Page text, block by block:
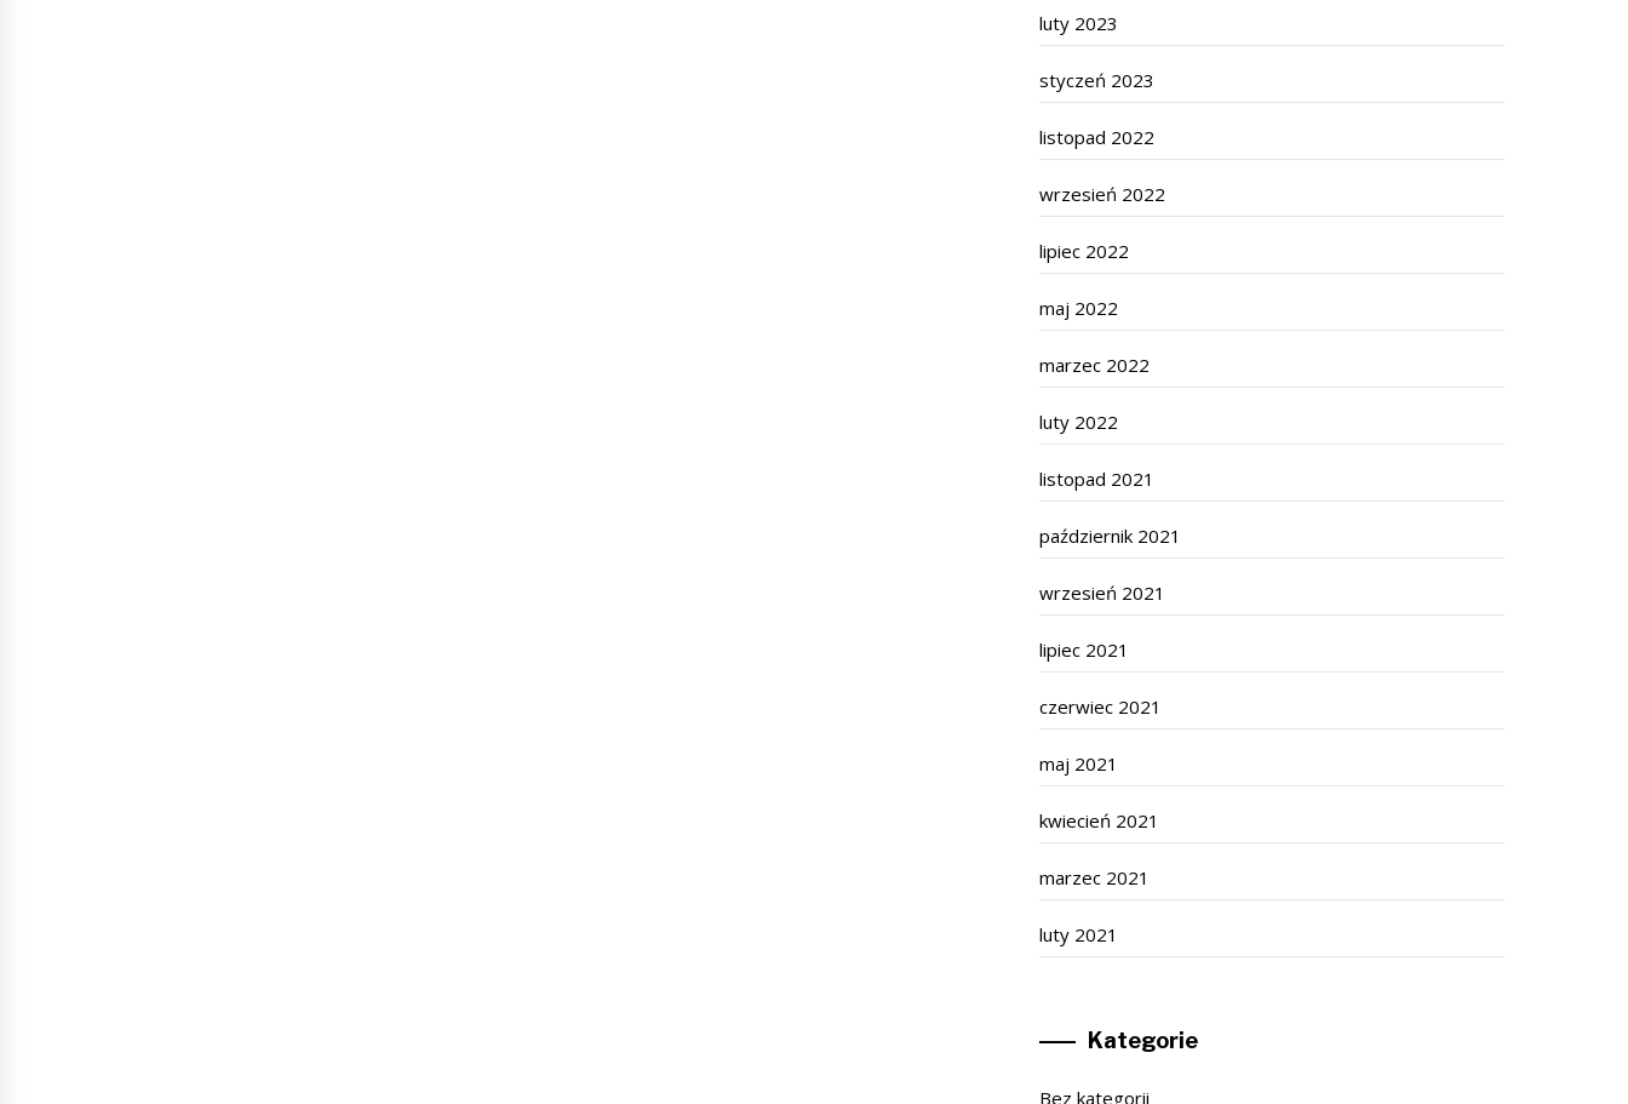
luty 2023
styczeń 2023
listopad 2022
wrzesień 2022
lipiec 2022
maj 2022
marzec 2022
luty 2022
listopad 2021
październik 2021
wrzesień 2021
lipiec 2021
czerwiec 2021
maj 2021
kwiecień 2021
marzec 2021
luty 2021
Kategorie
Bez kategorii